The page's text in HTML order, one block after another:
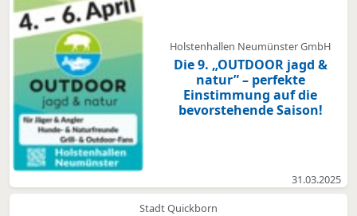
Holstenhallen Neumünster GmbH
Die 9. „OUTDOOR jagd &
natur” – perfekte
Einstimmung auf die
bevorstehende Saison!
31.03.2025
Stadt Quickborn